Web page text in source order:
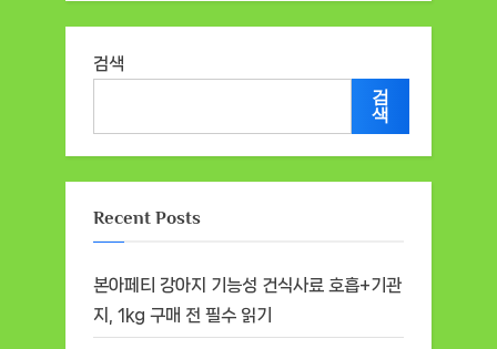
검색
검
색
Recent Posts
본아페티 강아지 기능성 건식사료 호흡+기관
지, 1kg 구매 전 필수 읽기